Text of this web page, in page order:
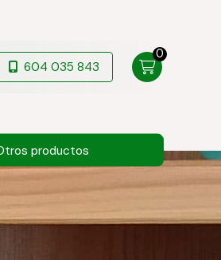
604 035 843
0
productos